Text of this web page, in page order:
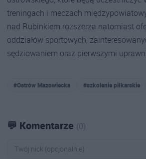
treningach i meczach
nad Rubinkiem rozszerza natomiast
oddziałów sportowych,
sędziowaniem oraz pierwszymi
#Ostrów Mazowiecka #szkolenie piłkarskie
💬 Komentarze (0)